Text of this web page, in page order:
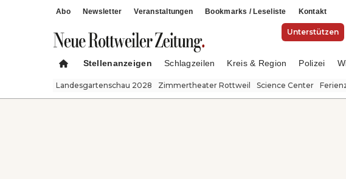
Abo Newsletter Veranstaltungen Bookmarks / Leseliste Kontakt
Unterstützen
Stellenanzeigen Schlagzeilen Kreis & Region Polizei
Landesgartenschau 2028 Zimmertheater Rottweil Science Center